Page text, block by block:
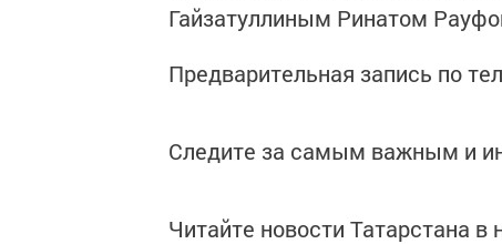
Гайзатуллиным Ринатом
Предварительная запись по
Следите за самым важным и
Читайте новости Татарстана